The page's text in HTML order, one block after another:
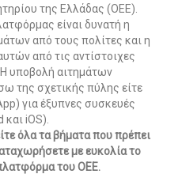
της Ελλάδας (ΟΕΕ).
είναι δυνατή η
από τους πολίτες και η
από τις αντίστοιχες
υποβολή αιτημάτων
της σχετικής πύλης είτε
για έξυπνες συσκευές
iOS).
όλα τα βήματα που πρέπει
με ευκολία το
του ΟΕΕ.